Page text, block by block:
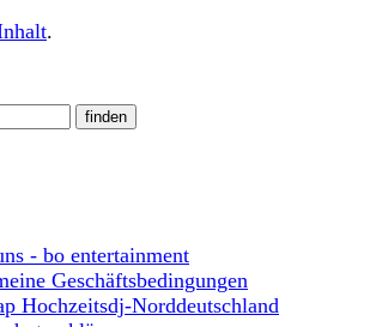
.
- bo entertainment
Geschäftsbedingungen
Hochzeitsdj-Norddeutschland